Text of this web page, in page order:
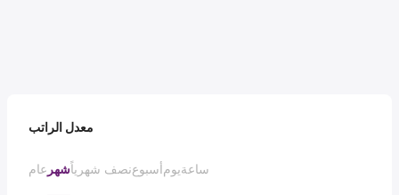
معدل الراتب
عام شهرنصف شهرياًأسبوعيومساعة